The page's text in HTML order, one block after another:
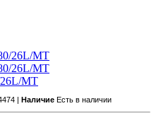
26L/MT
| Наличие Есть в наличии